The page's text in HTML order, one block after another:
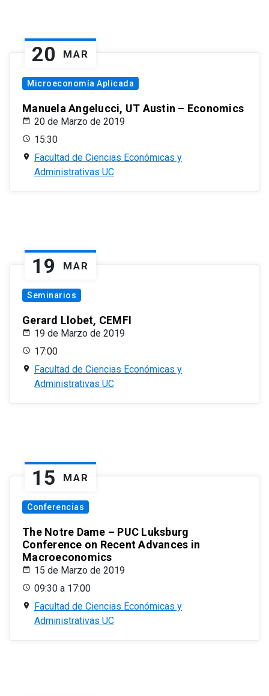
20 MAR
Microeconomía Aplicada
Manuela Angelucci, UT Austin – Economics
20 de Marzo de 2019
15:30
Facultad de Ciencias Económicas y
Administrativas UC
19 MAR
Seminarios
Gerard Llobet, CEMFI
19 de Marzo de 2019
17:00
Facultad de Ciencias Económicas y
Administrativas UC
15 MAR
Conferencias
The Notre Dame – PUC Luksburg
Conference on Recent Advances in
Macroeconomics
15 de Marzo de 2019
09:30 a 17:00
Facultad de Ciencias Económicas y
Administrativas UC